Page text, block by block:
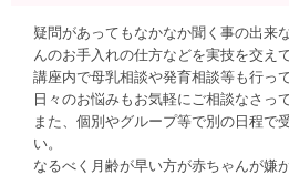
疑問があってもなかなか聞く事の出来
んのお手入れの仕方などを実技を交え
講座内で母乳相談や発育相談等も行っ
日々のお悩みもお気軽にご相談なさっ
また、個別やグループ等で別の日程で
い。
なるべく月齢が早い方が赤ちゃんが嫌